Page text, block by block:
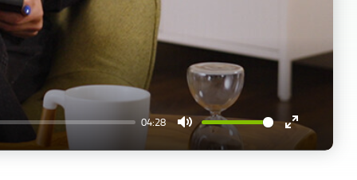
04:28
Mute
Enter
fullscreen